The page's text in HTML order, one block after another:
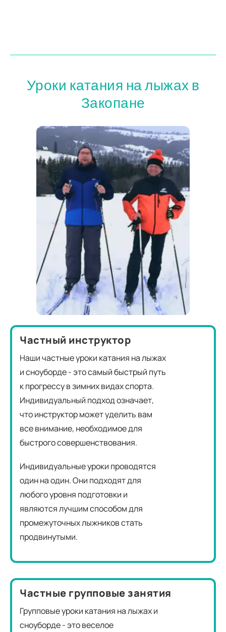
Уроки катания на лыжах в
Закопане
Частный инструктор
Наши частные уроки катания на лыжах
и сноуборде - это самый быстрый путь
к прогрессу в зимних видах спорта.
Индивидуальный подход означает,
что инструктор может уделить вам
все внимание, необходимое для
быстрого совершенствования.
Индивидуальные уроки проводятся
один на один. Они подходят для
любого уровня подготовки и
являются лучшим способом для
промежуточных лыжников стать
продвинутыми.
Частные групповые занятия
Групповые уроки катания на лыжах и
сноуборде - это веселое